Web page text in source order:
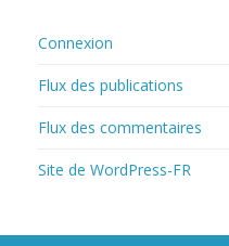
Connexion
Flux des publications
Flux des commentaires
Site de WordPress-FR